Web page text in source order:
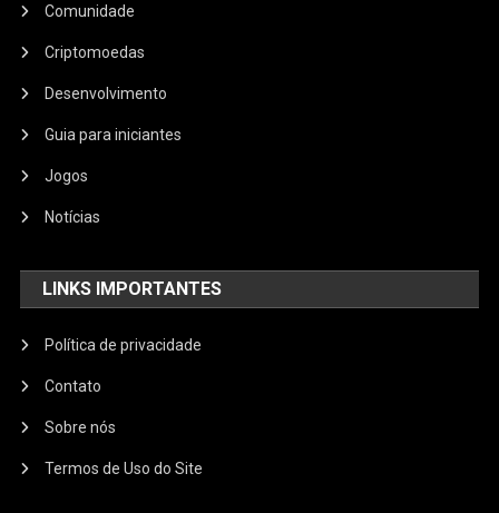
Comunidade
Criptomoedas
Desenvolvimento
Guia para iniciantes
Jogos
Notícias
LINKS IMPORTANTES
Política de privacidade
Contato
Sobre nós
Termos de Uso do Site